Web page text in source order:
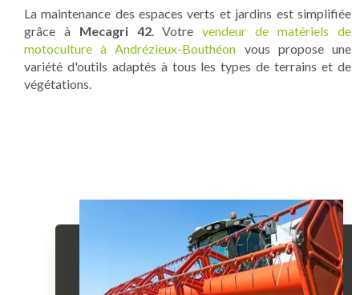
La maintenance des espaces verts et jardins est simplifiée
grâce à Mecagri 42. Votrevendeur de matériels de
motoculture à Andrézieux-Bouthéon vous propose une
variété d'outils adaptés à tous les types de terrains et de
végétations.